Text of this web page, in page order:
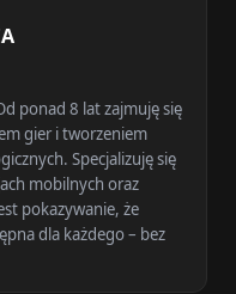
ponad 8 lat zajmuję się
gier i tworzeniem
Specjalizuję się
mobilnych oraz
pokazywanie, że
dla każdego – bez